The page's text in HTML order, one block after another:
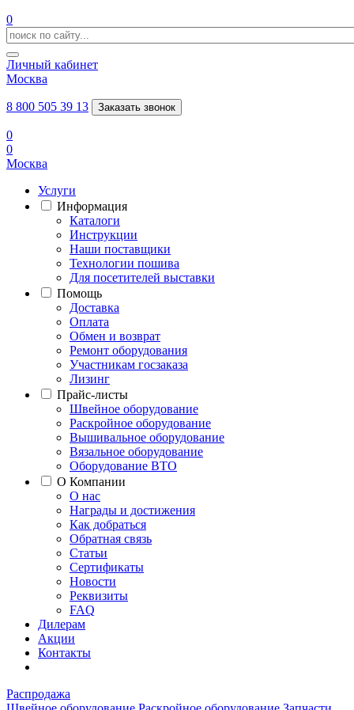
0
Личный кабинет
Москва
8 800 505 39 13 Заказать звонок
0
0
Москва
Услуги
Информация
Каталоги
Инструкции
Наши поставщики
Технологии пошива
Для посетителей выставки
Помощь
Доставка
Оплата
Обмен и возврат
Ремонт оборудования
Участникам госзаказа
Лизинг
Прайс-листы
Швейное оборудование
Раскройное оборудование
Вышивальное оборудование
Вязальное оборудование
Оборудование ВТО
О Компании
О нас
Награды и достижения
Как добраться
Обратная связь
Статьи
Сертификаты
Новости
Реквизиты
FAQ
Дилерам
Акции
Контакты
Распродажа